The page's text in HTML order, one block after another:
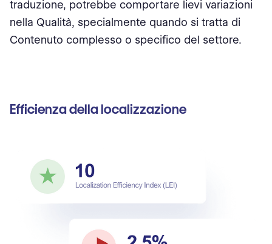
traduzione, potrebbe comportare lievi variazioni
nella Qualità, specialmente quando si tratta di
Contenuto complesso o specifico del settore.
Efficienza della localizzazione